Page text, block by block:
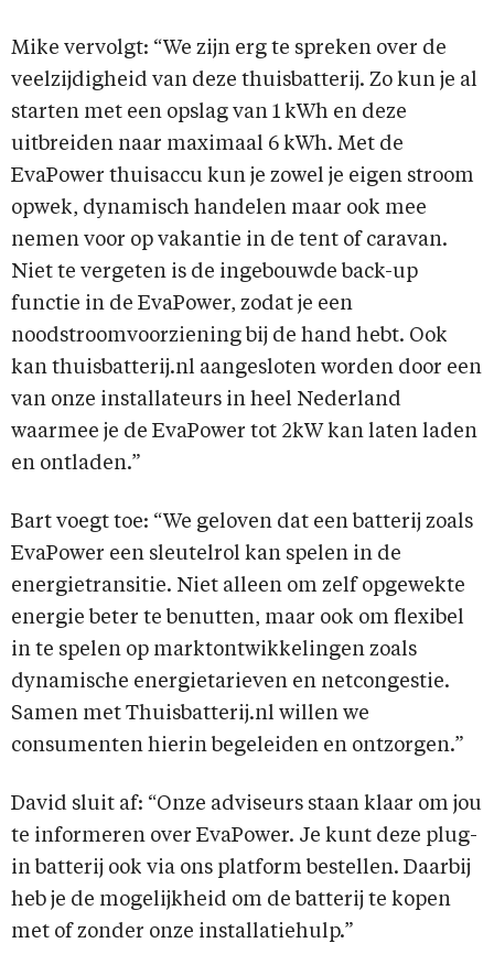
Mike vervolgt: “We zijn erg te spreken over de
veelzijdigheid van deze thuisbatterij. Zo kun je al
starten met een opslag van 1 kWh en deze
uitbreiden naar maximaal 6 kWh. Met de
EvaPower thuisaccu kun je zowel je eigen stroom
opwek, dynamisch handelen maar ook mee
nemen voor op vakantie in de tent of caravan.
Niet te vergeten is de ingebouwde back-up
functie in de EvaPower, zodat je een
noodstroomvoorziening bij de hand hebt. Ook
kan thuisbatterij.nl aangesloten worden door een
van onze installateurs in heel Nederland
waarmee je de EvaPower tot 2kW kan laten laden
en ontladen.”
Bart voegt toe: “We geloven dat een batterij zoals
EvaPower een sleutelrol kan spelen in de
energietransitie. Niet alleen om zelf opgewekte
energie beter te benutten, maar ook om flexibel
in te spelen op marktontwikkelingen zoals
dynamische energietarieven en netcongestie.
Samen met Thuisbatterij.nl willen we
consumenten hierin begeleiden en ontzorgen.”
David sluit af: “Onze adviseurs staan klaar om jou
te informeren over EvaPower. Je kunt deze plug-
in batterij ook via ons platform bestellen. Daarbij
heb je de mogelijkheid om de batterij te kopen
met of zonder onze installatiehulp.”